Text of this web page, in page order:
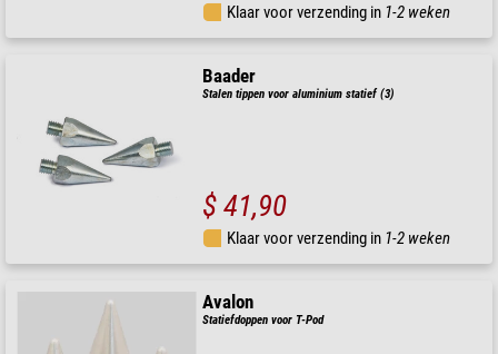
Klaar voor verzending in 1-2 weken
Baader
Stalen tippen voor aluminium statief (3)
$ 41,90
Klaar voor verzending in 1-2 weken
Avalon
Statiefdoppen voor T-Pod